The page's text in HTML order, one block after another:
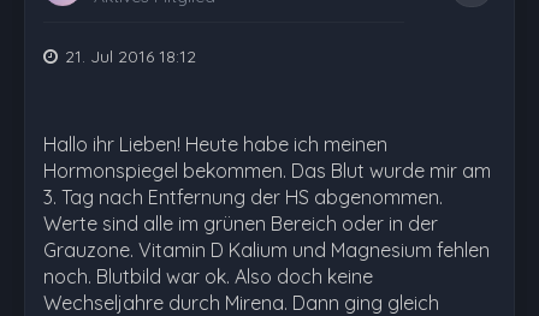
21. Jul 2016 18:12
Hallo ihr Lieben! Heute habe ich meinen
Hormonspiegel bekommen. Das Blut wurde mir am
3. Tag nach Entfernung der HS abgenommen.
Werte sind alle im grünen Bereich oder in der
Grauzone. Vitamin D Kalium und Magnesium fehlen
noch. Blutbild war ok. Also doch keine
Wechseljahre durch Mirena. Dann ging gleich